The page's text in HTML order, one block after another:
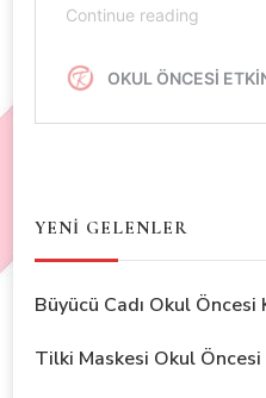
YENİ GELENLER
Büyücü Cadı Okul
Tilki Maskesi Okul